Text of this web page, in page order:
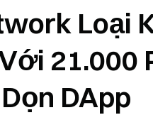
Loại
21.000
DApp